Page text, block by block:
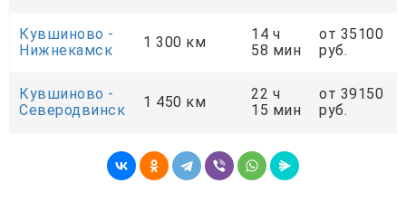
Кувшиново -
Нижнекамск
1 300 км
14 ч
58 мин
от 35100
руб.
Кувшиново -
Северодвинск
1 450 км
22 ч
15 мин
от 39150
руб.